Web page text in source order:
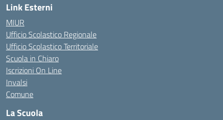
Link Esterni
MIUR
Ufficio Scolastico Regionale
Ufficio Scolastico Territoriale
Scuola in Chiaro
Iscrizioni On Line
Invalsi
Comune
La Scuola